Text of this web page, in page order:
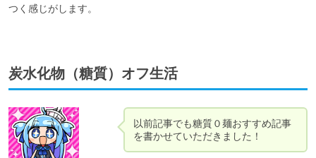
つく感じがします。
炭水化物（糖質）オフ生活
以前記事でも糖質０麺おすすめ記事
を書かせていただきました！